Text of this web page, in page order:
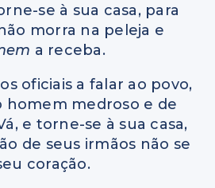
se à sua casa, para
morra na peleja e
a receba.
oficiais a falar ao povo,
homem medroso e de
e torne-se à sua casa,
de seus irmãos não se
coração.